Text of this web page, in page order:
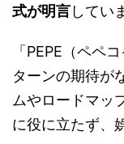
式が明言してい
「PEPE（ペペ
ターンの期待が
ムやロードマッ
に役に立たず、